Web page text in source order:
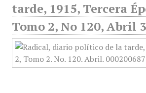
tarde, 1915, Tercera
Tomo 2, No 120, Abril